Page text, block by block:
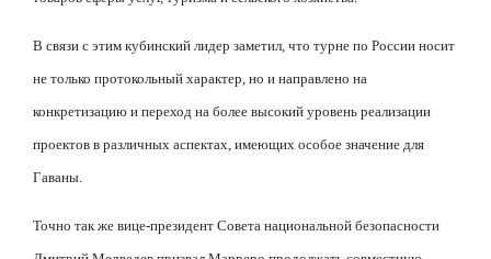
В связи с этим кубинский лидер заметил, что турне по России носит
не только протокольный характер, но и направлено на
конкретизацию и переход на более высокий уровень реализации
проектов в различных аспектах, имеющих особое значение для
Гаваны.
Точно так же вице-президент Совета национальной безопасности